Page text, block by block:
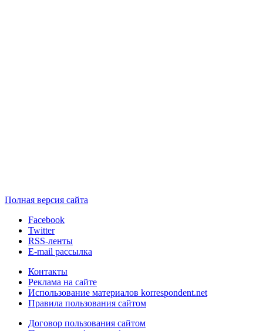
Полная версия сайта
Facebook
Twitter
RSS-ленты
E-mail рассылка
Контакты
Реклама на сайте
Использование материалов korrespondent.net
Правила пользования сайтом
Договор пользования сайтом